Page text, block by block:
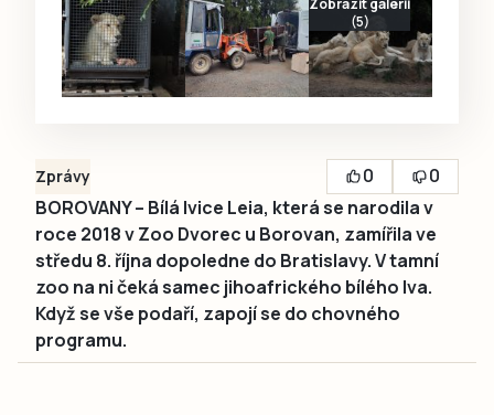
Zobrazit galerii
(5)
Zprávy 0
0
BOROVANY – Bílá lvice Leia, která se narodila v
roce 2018 v Zoo Dvorec u Borovan, zamířila ve
středu 8. října dopoledne do Bratislavy. V tamní
zoo na ni čeká samec jihoafrického bílého lva.
Když se vše podaří, zapojí se do chovného
programu.